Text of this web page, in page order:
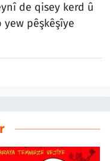
de qisey kerd û
yew pêşkêşîye